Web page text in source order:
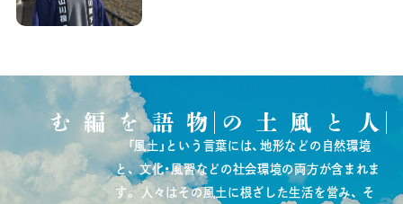
人と風土の
物語を編む
「風土」という言葉には、地形などの自然環境
と、 文化・風習などの社会環境の両方が含まれま
す。 人々はその風土に根ざした生活を営み、
そ